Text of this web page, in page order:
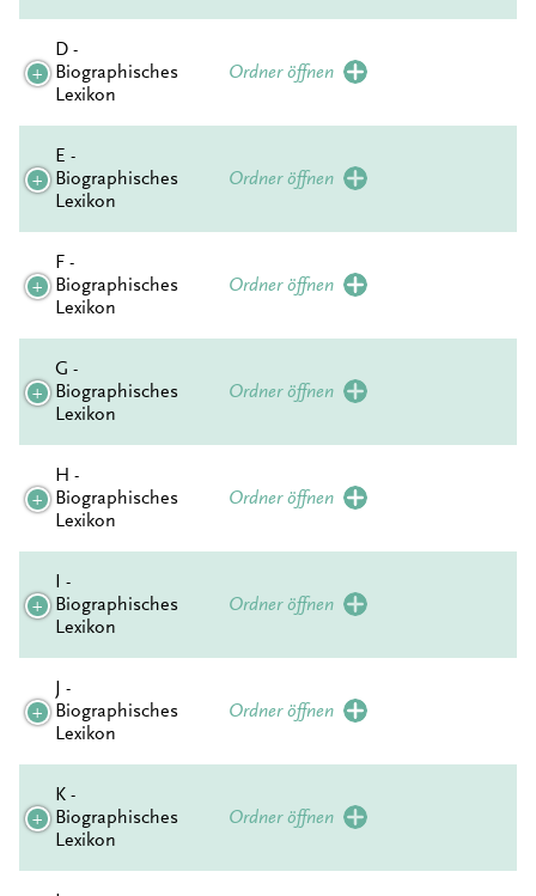
D -
Biographisches
Lexikon
Ordner öffnen
E -
Biographisches
Lexikon
Ordner öffnen
F -
Biographisches
Lexikon
Ordner öffnen
G -
Biographisches
Lexikon
Ordner öffnen
H -
Biographisches
Lexikon
Ordner öffnen
I -
Biographisches
Lexikon
Ordner öffnen
J -
Biographisches
Lexikon
Ordner öffnen
K -
Biographisches
Lexikon
Ordner öffnen